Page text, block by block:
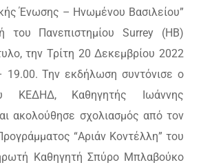
Ένωσης – Ηνωμένου Βασιλείου”
του Πανεπιστημίου Surrey (ΗΒ)
την Τρίτη 20 Δεκεμβρίου 2022
Την εκδήλωση συντόνισε ο
ΚΕΔΗΔ, Καθηγητής Ιωάννης
ακολούθησε σχολιασμός από τον
“Αριάν Κοντέλλη” του
Καθηγητή Σπύρο Μπλαβούκο